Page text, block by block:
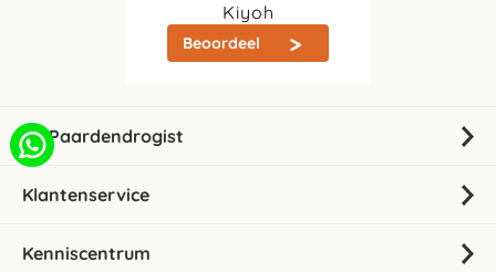
Kiyoh
Beoordeel
De Paardendrogist
Klantenservice
Kenniscentrum